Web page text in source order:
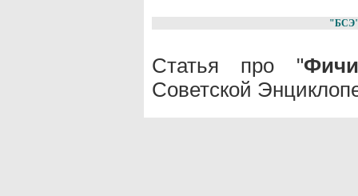
Статья про "
Советской